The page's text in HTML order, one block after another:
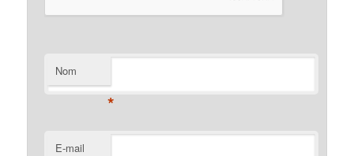
Nom
*
E-mail